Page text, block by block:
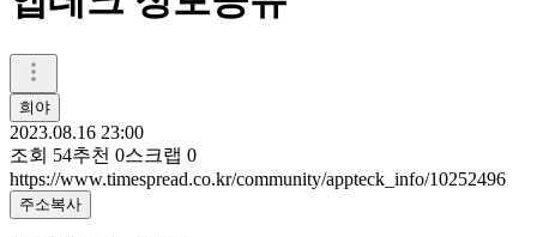
희야
2023.08.16 23:00
조회 54추천 0스크랩 0
https://www.timespread.co.kr/community/appteck_info/10252496
주소복사